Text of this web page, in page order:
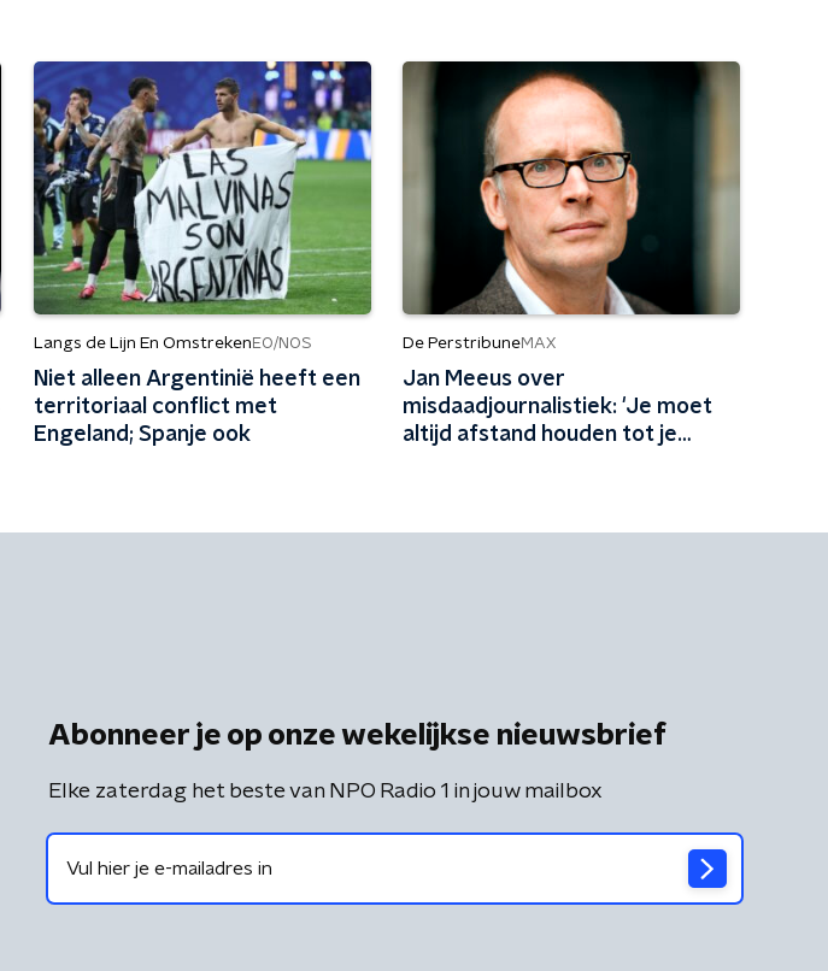
Langs de Lijn En Omstreken EO/NOS
Niet alleen Argentinië heeft een
territoriaal conflict met
Engeland; Spanje ook
De PerstribuneMAX
Jan Meeus over
misdaadjournalistiek: 'Je moet
altijd afstand houden tot je
Abonneer je op onze wekelijkse nieuwsbrief
Elke zaterdag het beste van NPO Radio 1 in jouw mailbox